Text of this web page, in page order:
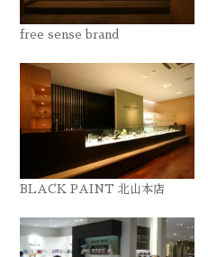
free sense brand
BLACK PAINT 北山本店